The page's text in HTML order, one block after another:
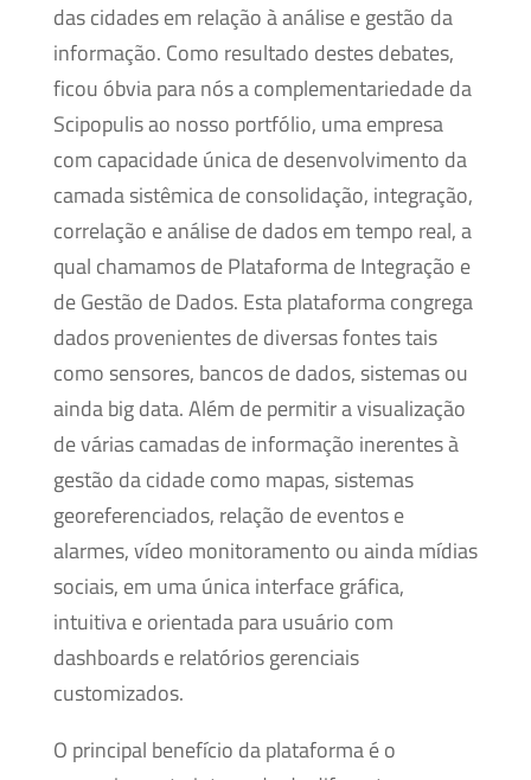
das cidades em relação à análise e gestão da
informação. Como resultado destes debates,
ficou óbvia para nós a complementariedade da
Scipopulis ao nosso portfólio, uma empresa
com capacidade única de desenvolvimento da
camada sistêmica de consolidação, integração,
correlação e análise de dados em tempo real, a
qual chamamos de Plataforma de Integração e
de Gestão de Dados. Esta plataforma congrega
dados provenientes de diversas fontes tais
como sensores, bancos de dados, sistemas ou
ainda big data. Além de permitir a visualização
de várias camadas de informação inerentes à
gestão da cidade como mapas, sistemas
georeferenciados, relação de eventos e
alarmes, vídeo monitoramento ou ainda mídias
sociais, em uma única interface gráfica,
intuitiva e orientada para usuário com
dashboards e relatórios gerenciais
customizados.
O principal benefício da plataforma é o